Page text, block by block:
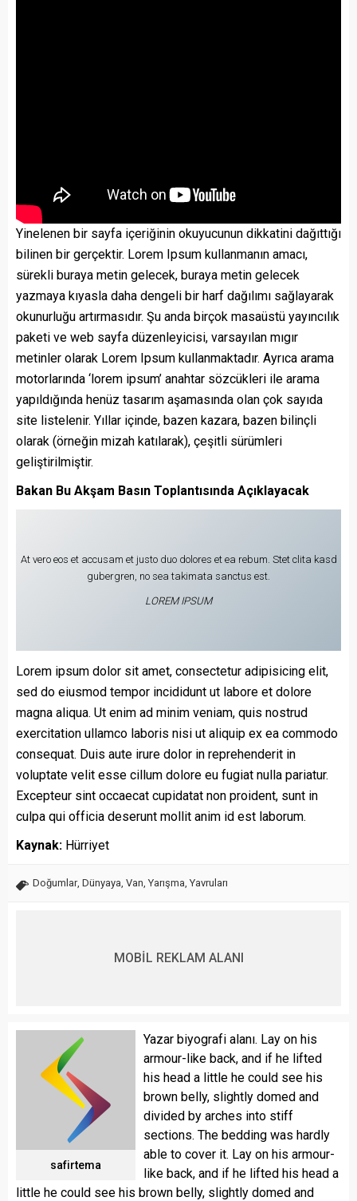
Yinelenen bir sayfa içeriğinin okuyucunun dikkatini dağıttığı
bilinen bir gerçektir. Lorem Ipsum kullanmanın amacı,
sürekli buraya metin gelecek, buraya metin gelecek
yazmaya kıyasla daha dengeli bir harf dağılımı sağlayarak
okunurluğu artırmasıdır. Şu anda birçok masaüstü yayıncılık
paketi ve web sayfa düzenleyicisi, varsayılan mıgır
metinler olarak Lorem Ipsum kullanmaktadır. Ayrıca arama
motorlarında ‘lorem ipsum’ anahtar sözcükleri ile arama
yapıldığında henüz tasarım aşamasında olan çok sayıda
site listelenir. Yıllar içinde, bazen kazara, bazen bilinçli
olarak (örneğin mizah katılarak), çeşitli sürümleri
geliştirilmiştir.
Bakan Bu Akşam Basın Toplantısında Açıklayacak
At vero eos et accusam et justo duo dolores et ea rebum. Stet clita kasd
gubergren, no sea takimata sanctus est.
LOREM IPSUM
Lorem ipsum dolor sit amet, consectetur adipisicing elit,
sed do eiusmod tempor incididunt ut labore et dolore
magna aliqua. Ut enim ad minim veniam, quis nostrud
exercitation ullamco laboris nisi ut aliquip ex ea commodo
consequat. Duis aute irure dolor in reprehenderit in
voluptate velit esse cillum dolore eu fugiat nulla pariatur.
Excepteur sint occaecat cupidatat non proident, sunt in
culpa qui officia deserunt mollit anim id est laborum.
Kaynak: Hürriyet
Doğumlar, Dünyaya, Van, Yarışma, Yavruları
MOBİL REKLAM ALANI
safirtema
Yazar biyografi alanı. Lay on his
armour-like back, and if he lifted
his head a little he could see his
brown belly, slightly domed and
divided by arches into stiff
sections. The bedding was hardly
able to cover it. Lay on his armour-
like back, and if he lifted his head a
little he could see his brown belly, slightly domed and